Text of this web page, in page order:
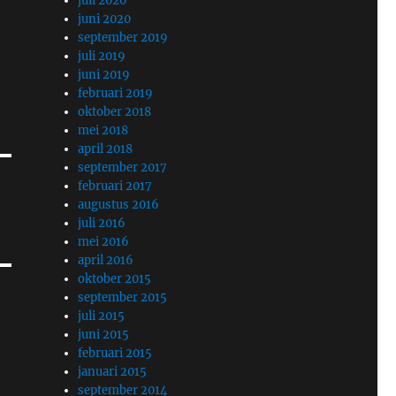
juni 2020
september 2019
juli 2019
juni 2019
februari 2019
oktober 2018
mei 2018
april 2018
september 2017
februari 2017
augustus 2016
juli 2016
mei 2016
april 2016
oktober 2015
september 2015
juli 2015
juni 2015
februari 2015
januari 2015
september 2014